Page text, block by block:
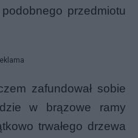
przedmiotu
zafundował sobie
w brązowe ramy
trwałego drzewa